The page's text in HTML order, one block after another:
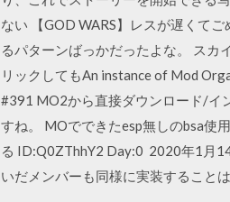
ない 【GOD WARS】レスが遅くて
るパターンばっかだったよな。 ス
リックしてもAn instance of Mod
#391 MO2から直接ダウンロード/イ
すね。 MOでできたesp無しのbsa使
る ID:Q0ZThhY2 Day:0 2020年1月
いだメンバーも同様に実装すること